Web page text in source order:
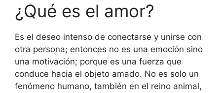
¿Qué es el amor?
Es el deseo intenso de conectarse y unirse con
otra persona; entonces no es una emoción sino
una motivación; porque es una fuerza que
conduce hacia el objeto amado. No es solo un
fenómeno humano, también en el reino animal,